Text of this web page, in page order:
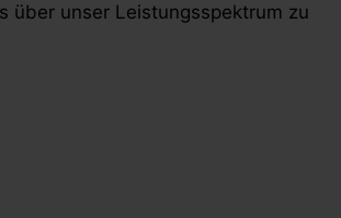
über unser Leistungsspektrum zu